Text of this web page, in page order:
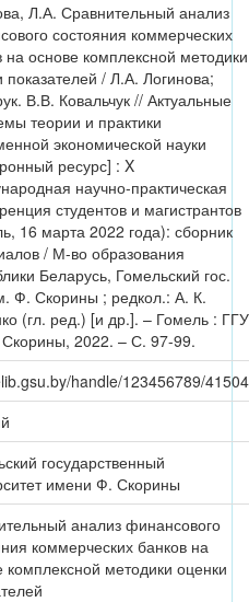
Л.А. Сравнительный анализ
состояния коммерческих
на основе комплексной методики
показателей / Л.А. Логинова;
В.В. Ковальчук // Актуальные
теории и практики
экономической науки
ресурс] : X
научно-практическая
студентов и магистрантов
16 марта 2022 года): сборник
/ М-во образования
Беларусь, Гомельский гос.
Ф. Скорины ; редкол.: А. К.
(гл. ред.) [и др.]. – Гомель : ГГУ
2022. – С. 97-99.
handle/123456789/41504
государственный
имени Ф. Скорины
анализ финансового
коммерческих банков на
комплексной методики оценки